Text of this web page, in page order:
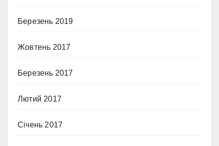
Березень 2019
Жовтень 2017
Березень 2017
Лютий 2017
Січень 2017